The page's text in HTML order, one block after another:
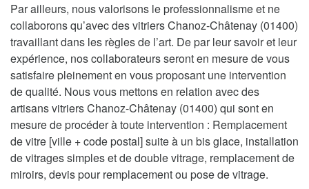
Par ailleurs, nous valorisons le professionnalisme et ne
collaborons qu’avec des vitriers Chanoz-Châtenay (01400)
travaillant dans les règles de l’art. De par leur savoir et leur
expérience, nos collaborateurs seront en mesure de vous
satisfaire pleinement en vous proposant une intervention
de qualité. Nous vous mettons en relation avec des
artisans vitriers Chanoz-Châtenay (01400) qui sont en
mesure de procéder à toute intervention : Remplacement
de vitre [ville + code postal] suite à un bis glace, installation
de vitrages simples et de double vitrage, remplacement de
miroirs, devis pour remplacement ou pose de vitrage.